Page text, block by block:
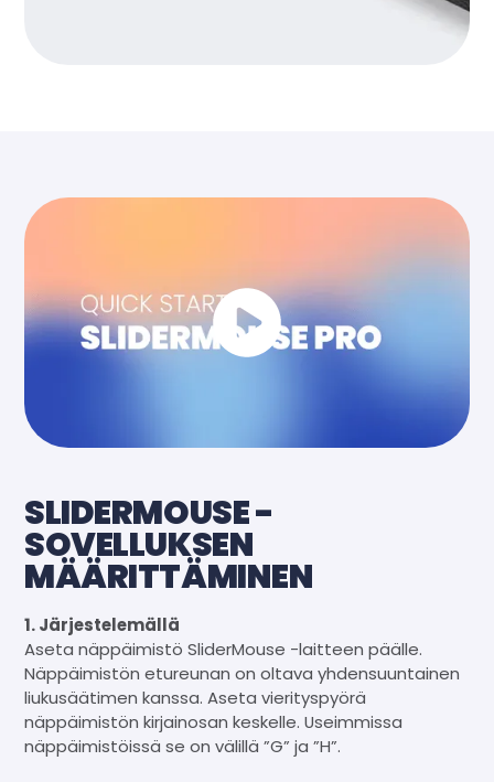
SLIDERMOUSE -
SOVELLUKSEN
MÄÄRITTÄMINEN
1. Järjestelemällä
Aseta näppäimistö SliderMouse -laitteen päälle.
Näppäimistön etureunan on oltava yhdensuuntainen
liukusäätimen kanssa. Aseta vierityspyörä
näppäimistön kirjainosan keskelle. Useimmissa
näppäimistöissä se on välillä ”G” ja ”H”.